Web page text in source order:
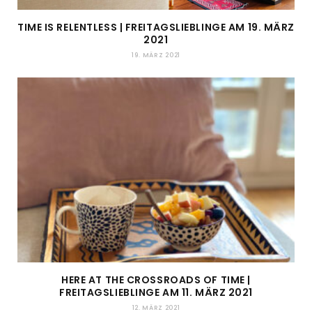
TIME IS RELENTLESS | FREITAGSLIEBLINGE AM 19. MÄRZ
2021
19. MÄRZ 2021
HERE AT THE CROSSROADS OF TIME |
FREITAGSLIEBLINGE AM 11. MÄRZ 2021
12. MÄRZ 2021